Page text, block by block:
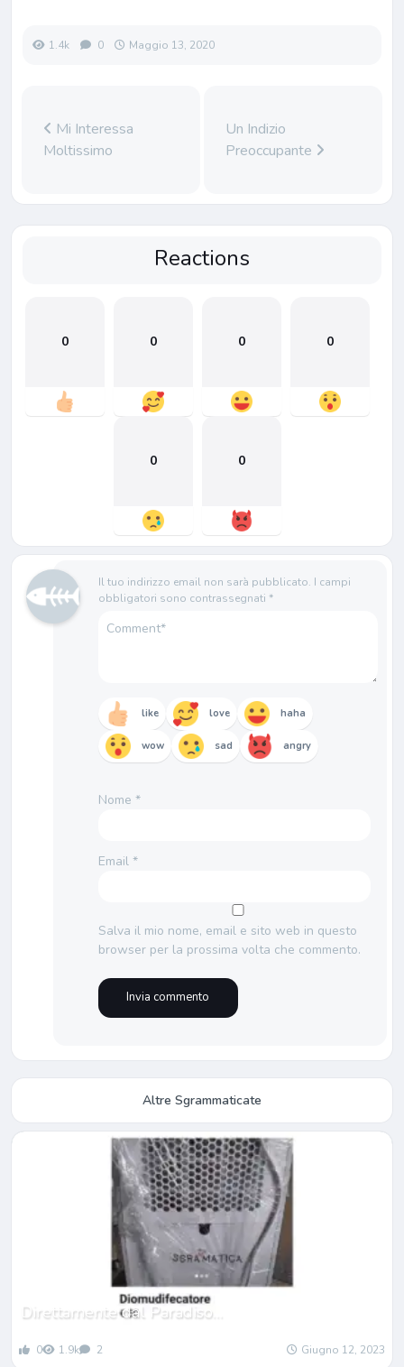
1.4k 0 Maggio 13, 2020
Mi Interessa
Moltissimo
Un Indizio
Preoccupante
Reactions
0 0 0 0
0 0
Il tuo indirizzo email non sarà pubblicato. I campi
obbligatori sono contrassegnati *
like love haha
wow sad angry
Nome *
Email *
Salva il mio nome, email e sito web in questo
browser per la prossima volta che commento.
Altre Sgrammaticate
Direttamente dal Paradiso…
0 1.9k 2 Giugno 12, 2023